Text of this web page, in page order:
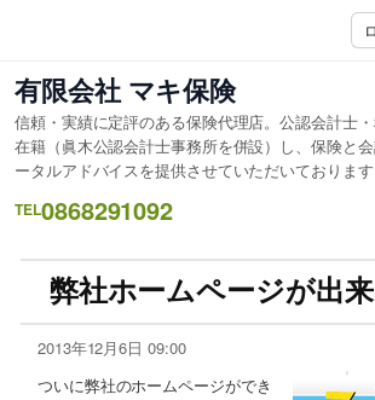
有限会社 マキ保険
信頼・実績に定評のある保険代理店。公認会計士
在籍（眞木公認会計士事務所を併設）し、保険と
ータルアドバイスを提供させていただいております
TEL0868291092
弊社ホームページが出来
2013年12月6日 09:00
ついに弊社のホームページができ